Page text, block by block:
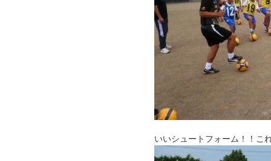
いいシュートフォーム！！こ